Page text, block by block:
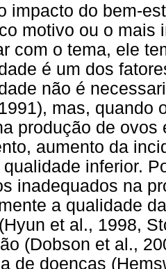
impacto do bem-
motivo ou o mais
com o tema, ele
é um dos
não é
mas, quando
produção de
aumento da
qualidade inferior.
inadequados na
a qualidade
et al., 1998,
(Dobson et al.,
de doenças